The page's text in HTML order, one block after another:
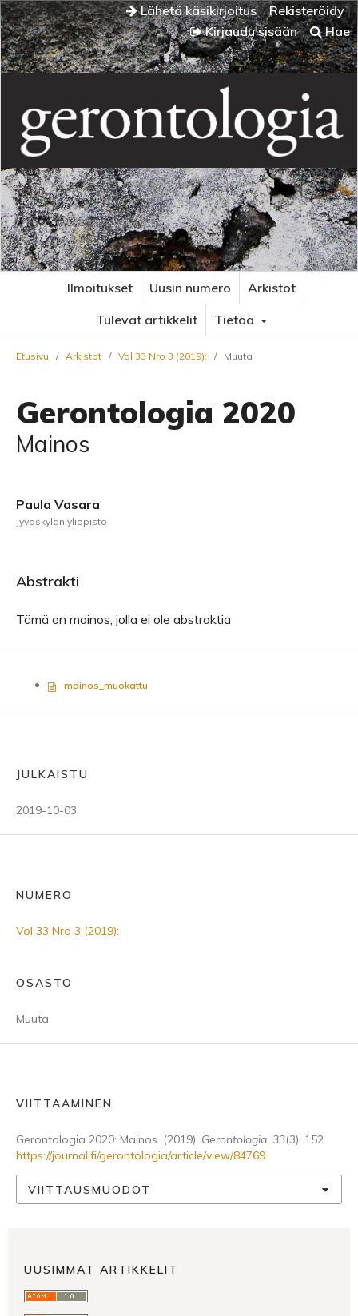
Lähetä käsikirjoitus
Rekisteröidy
Kirjaudu sisään
Hae
Ilmoitukset Uusin numero
Arkistot
Tulevat artikkelit
Tietoa
Etusivu / Arkistot / Vol 33 Nro 3 (2019): / Muuta
Gerontologia 2020
Mainos
Paula Vasara
Jyväskylän yliopisto
Abstrakti
Tämä on mainos, jolla ei ole abstraktia
mainos_muokattu
JULKAISTU
2019-10-03
NUMERO
Vol 33 Nro 3 (2019):
OSASTO
Muuta
VIITTAAMINEN
Gerontologia 2020: Mainos. (2019). Gerontologia, 33(3), 152.
https://journal.fi/gerontologia/article/view/84769
VIITTAUSMUODOT
UUSIMMAT ARTIKKELIT